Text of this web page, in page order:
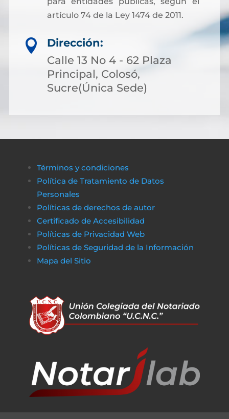
artículo 74 de la Ley 1474 de 2011.

Dirección:
Calle 13 No 4 - 62 Plaza
Principal, Colosó,
Sucre(Única Sede)
Términos y condiciones
Política de Tratamiento de Datos
Personales
Políticas de derechos de autor
Certificado de Accesibilidad
Políticas de Privacidad Web
Políticas de Seguridad de la Información
Mapa del Sitio